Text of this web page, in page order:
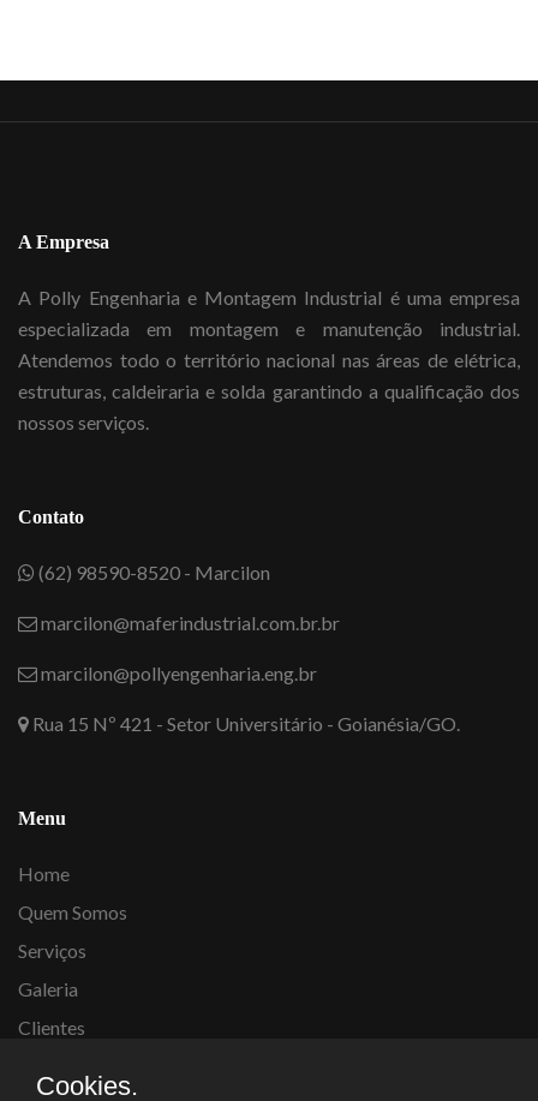
A Empresa
A Polly Engenharia e Montagem Industrial é uma empresa
especializada em montagem e manutenção industrial.
Atendemos todo o território nacional nas áreas de elétrica,
estruturas, caldeiraria e solda garantindo a qualificação dos
nossos serviços.
Menu
Home
Quem Somos
Serviços
Galeria
Clientes
Contato
(62) 98590-8520 - Marcilon
marcilon@maferindustrial.com.br.br
marcilon@pollyengenharia.eng.br
Rua 15 Nº 421 - Setor Universitário - Goianésia/GO.
Cookies.